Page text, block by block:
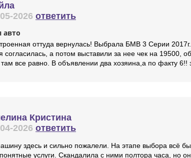
2026 ответить
авто
оттуда вернулась! Выбрала БМВ 3 Серии
согласилась, а потом выставили за нее чек на 19500,
все равно. В объявлении два хозяина,а по факту 6!!
Кристина
2026 ответить
здесь и сильно пожалели. На этапе выбора всё
услуги. Скандалила с ними полтора часа, но